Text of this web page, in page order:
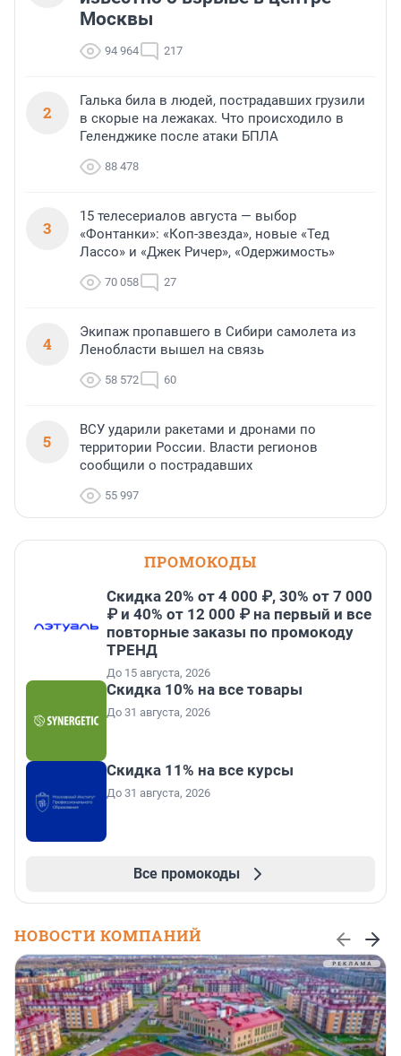
Москвы
94 964 217
2
Галька била в людей, пострадавших грузили
в скорые на лежаках. Что происходило в
Геленджике после атаки БПЛА
88 478
3
15 телесериалов августа — выбор
«Фонтанки»: «Коп-звезда», новые «Тед
Лассо» и «Джек Ричер», «Одержимость»
70 058 27
4
Экипаж пропавшего в Сибири самолета из
Ленобласти вышел на связь
58 572 60
5
ВСУ ударили ракетами и дронами по
территории России. Власти регионов
сообщили о пострадавших
55 997
ПРОМОКОДЫ
Скидка 20% от 4 000 ₽, 30% от 7 000
₽ и 40% от 12 000 ₽ на первый и все
повторные заказы по промокоду
ТРЕНД
До 15 августа, 2026
Скидка 10% на все товары
До 31 августа, 2026
Скидка 11% на все курсы
До 31 августа, 2026
Все промокоды
НОВОСТИ КОМПАНИЙ